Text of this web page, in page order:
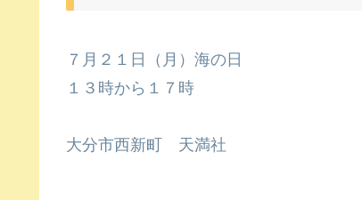
７月２１日（月）海の日
１３時から１７時
大分市西新町 天満社